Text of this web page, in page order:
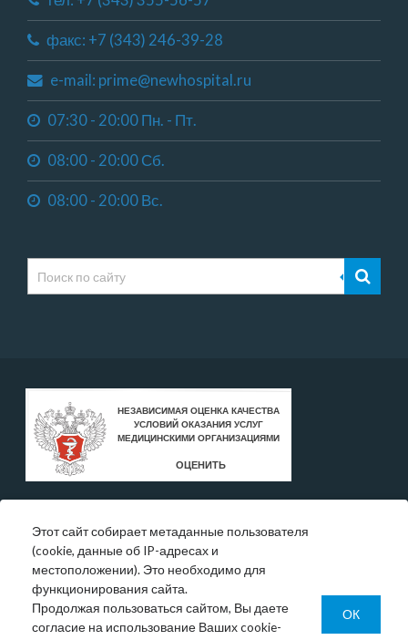
факс: +7 (343) 246-39-28
e-mail: prime@newhospital.ru
07:30 - 20:00 Пн. - Пт.
08:00 - 20:00 Сб.
08:00 - 20:00 Вс.
* Цены, указанные на сайте, носят исключительно
информативный характер и могут быть в любое время
изменены.
Окончательную информация необходимо уточнять у
администратора в регистратуре или по телефону:
+7 (343) 355-56-57.
Этот сайт собирает метаданные пользователя
(cookie, данные об IP-адресах и
местоположении). Это необходимо для
функционирования сайта.
Продолжая пользоваться сайтом, Вы даете
согласие на использование Ваших cookie-
ОК